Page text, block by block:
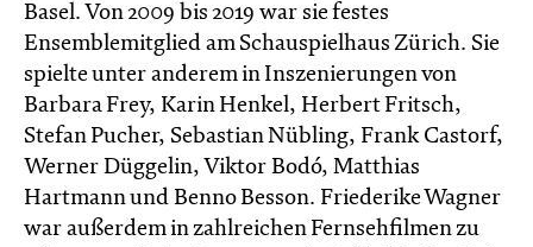
Basel. Von 2009 bis 2019 war sie festes
Ensemblemitglied am Schauspielhaus Zürich. Sie
spielte unter anderem in Inszenierungen von
Barbara Frey, Karin Henkel, Herbert Fritsch,
Stefan Pucher, Sebastian Nübling, Frank Castorf,
Werner Düggelin, Viktor Bodó, Matthias
Hartmann und Benno Besson. Friederike Wagner
war außerdem in zahlreichen Fernsehfilmen zu